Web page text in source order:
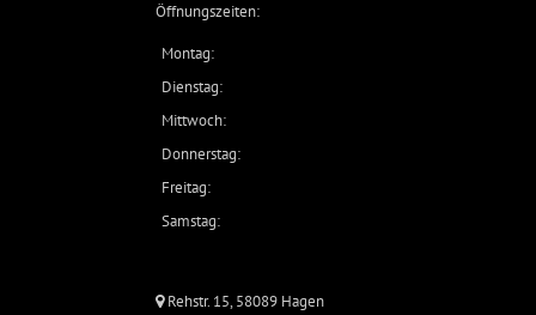
Öffnungszeiten:
Montag:
Dienstag:
Mittwoch:
Donnerstag:
Freitag:
Samstag:
Rehstr. 15, 58089 Hagen